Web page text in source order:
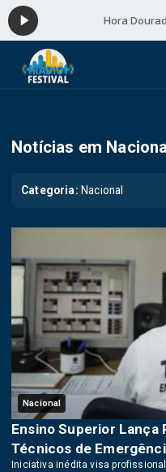
Hora Dourada
Notícias em
Categoria: Nacional
Nacional
Ensino Superior Lança
Técnicos de
Iniciativa inédita visa